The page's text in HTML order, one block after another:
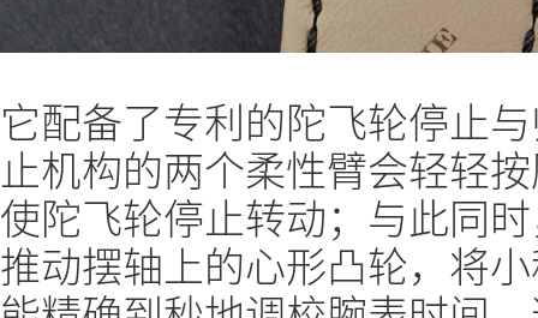
它配备了专利的陀飞轮停止
止机构的两个柔性臂会轻轻
使陀飞轮停止转动；与此同
推动摆轴上的心形凸轮，将